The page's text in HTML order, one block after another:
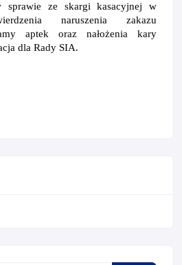
ze skargi kasacyjnej w
naruszenia zakazu
aptek oraz nałożenia kary
dla Rady SIA.